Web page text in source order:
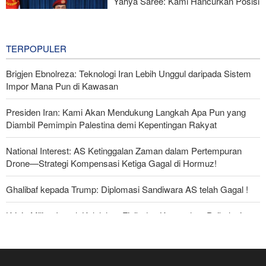
TERPOPULER
Brigjen Ebnolreza: Teknologi Iran Lebih Unggul daripada Sistem
Impor Mana Pun di Kawasan
Presiden Iran: Kami Akan Mendukung Langkah Apa Pun yang
Diambil Pemimpin Palestina demi Kepentingan Rakyat
National Interest: AS Ketinggalan Zaman dalam Pertempuran
Drone—Strategi Kompensasi Ketiga Gagal di Hormuz!
Ghalibaf kepada Trump: Diplomasi Sandiwara AS telah Gagal !
Krisis Militer Israel; Kelelahan Fisik dan Keruntuhan Psikologis